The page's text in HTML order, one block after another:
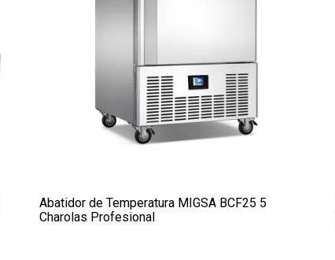
Abatidor de Temperatura MIGSA BCF25 5
Charolas Profesional